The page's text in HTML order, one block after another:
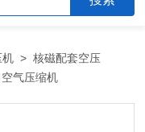
机 >核磁配套空压
气压缩机